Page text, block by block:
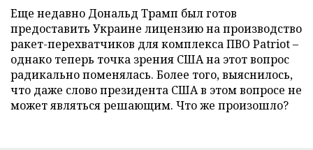
Еще недавно Дональд Трамп был готов
предоставить Украине лицензию на производство
ракет-перехватчиков для комплекса ПВО Patriot –
однако теперь точка зрения США на этот вопрос
радикально поменялась. Более того, выяснилось,
что даже слово президента США в этом вопросе не
может являться решающим. Что же произошло?